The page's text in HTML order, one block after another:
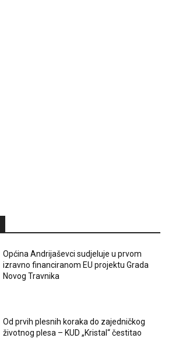
Općina Andrijaševci sudjeluje u prvom
izravno financiranom EU projektu Grada
Novog Travnika
Od prvih plesnih koraka do zajedničkog
životnog plesa – KUD „Kristal“ čestitao